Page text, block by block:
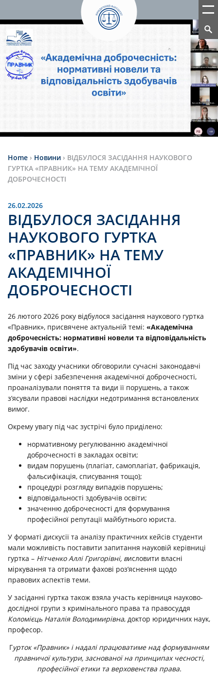
Home › Новини › ВІДБУЛОСЯ ЗАСІДАННЯ НАУКОВОГО
ГУРТКА «ПРАВНИК» НА ТЕМУ АКАДЕМІЧНОЇ
ДОБРОЧЕСНОСТІ
26.02.2026
ВІДБУЛОСЯ ЗАСІДАННЯ
НАУКОВОГО ГУРТКА
«ПРАВНИК» НА ТЕМУ
АКАДЕМІЧНОЇ
ДОБРОЧЕСНОСТІ
26 лютого 2026 року відбулося засідання наукового гуртка
«Правник», присвячене актуальній темі: «Академічна
доброчесність: нормативні новели та відповідальність
здобувачів освіти».
Під час заходу учасники обговорили сучасні законодавчі
зміни у сфері забезпечення академічної доброчесності,
проаналізували поняття та види її порушень, а також
з’ясували правові наслідки недотримання встановлених
вимог.
Окрему увагу під час зустрічі було приділено:
нормативному регулюванню академічної
доброчесності в закладах освіти;
видам порушень (плагіат, самоплагіат, фабрикація,
фальсифікація, списування тощо);
процедурі розгляду випадків порушень;
відповідальності здобувачів освіти;
значенню доброчесності для формування
професійної репутації майбутнього юриста.
У форматі дискусії та аналізу практичних кейсів студенти
мали можливість поставити запитання науковій керівниці
гуртка – Нітченко Аллі Григорівні, висловити власні
міркування та отримати фахові роз’яснення щодо
правових аспектів теми.
У засіданні гуртка також взяла участь керівниця науково-
дослідної групи з кримінального права та правосуддя
Коломієць Наталія Володимирівна, доктор юридичних наук,
професор.
Гурток «Правник» і надалі працюватиме над формуванням
правничої культури, заснованої на принципах чесності,
професійної етики та верховенства права.